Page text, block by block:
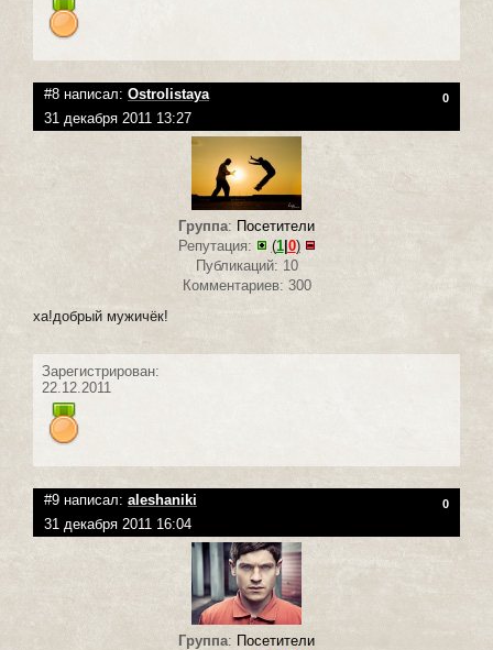
#8 написал: Ostrolistaya 0
31 декабря 2011 13:27
Группа: Посетители
Репутация:
(1| 0)
Публикаций: 10
Комментариев: 300
ха!добрый мужичёк!
Зарегистрирован:
22.12.2011
#9 написал: aleshaniki 0
31 декабря 2011 16:04
Группа: Посетители